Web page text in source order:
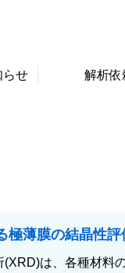
らせ 解析依
極薄膜の結晶性評
(XRD)は、各種材料